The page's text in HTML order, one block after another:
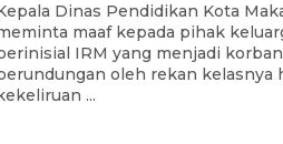
Dinas Pendidikan Kota
maaf kepada pihak
IRM yang menjadi
oleh rekan kelasnya
...